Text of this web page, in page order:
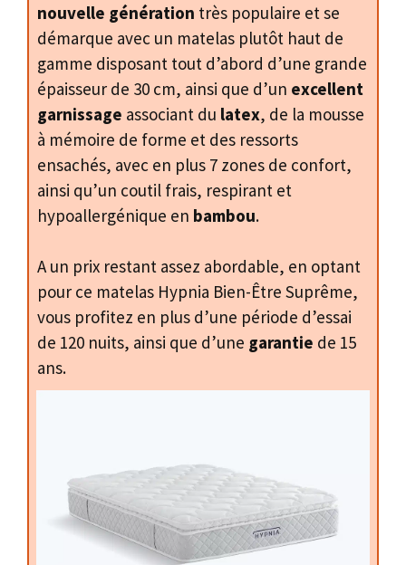
nouvelle génération très populaire et se
démarque avec un matelas plutôt haut de
gamme disposant tout d’abord d’une grande
épaisseur de 30 cm, ainsi que d’un excellent
garnissage associant du latex, de la mousse
à mémoire de forme et des ressorts
ensachés, avec en plus 7 zones de confort,
ainsi qu’un coutil frais, respirant et
hypoallergénique en bambou.
A un prix restant assez abordable, en optant
pour ce matelas Hypnia Bien-Être Suprême,
vous profitez en plus d’une période d’essai
de 120 nuits, ainsi que d’une garantie de 15
ans.